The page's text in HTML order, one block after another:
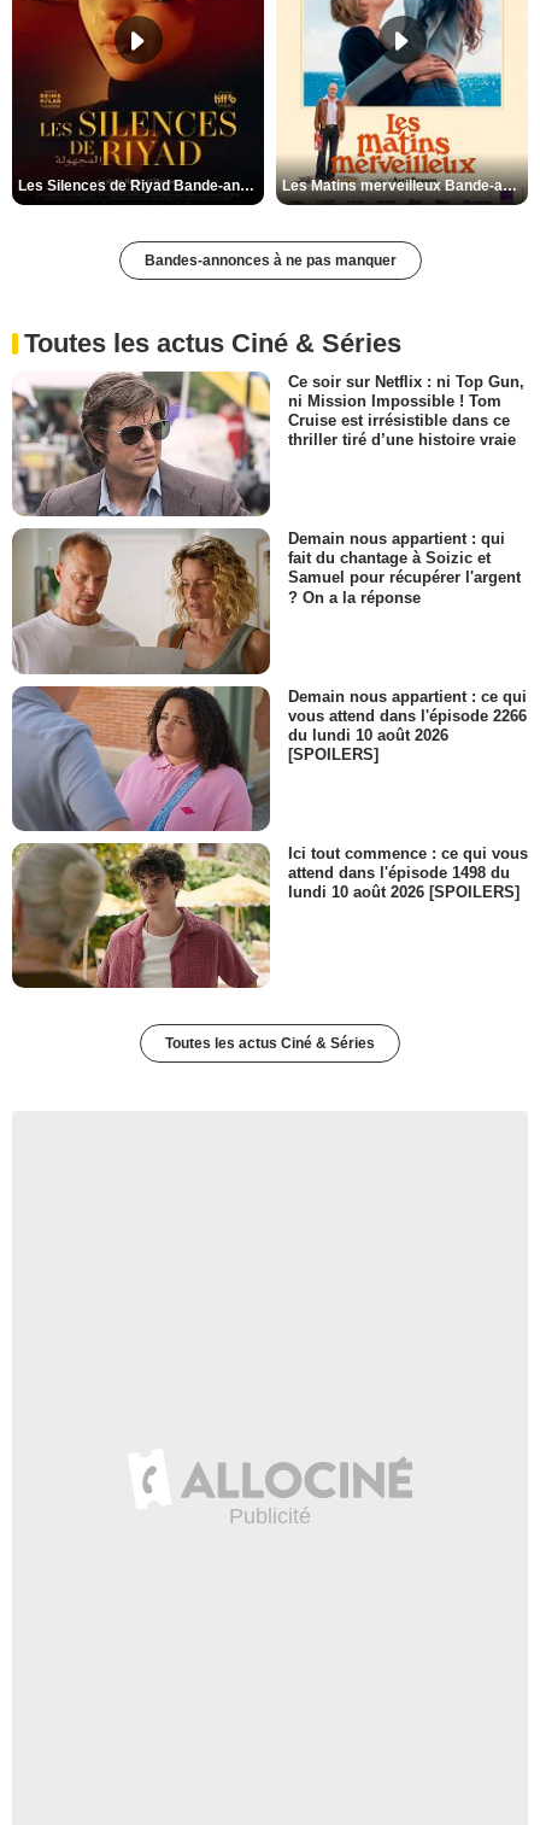
Les Silences de Riyad Bande-annonce VO STFR Les Matins merveilleux Bande-annonce VF
Bandes-annonces à ne pas manquer
Toutes les actus Ciné & Séries
Ce soir sur Netflix : ni Top Gun,
ni Mission Impossible ! Tom
Cruise est irrésistible dans ce
thriller tiré d’une histoire vraie
Demain nous appartient : qui
fait du chantage à Soizic et
Samuel pour récupérer l'argent
? On a la réponse
Demain nous appartient : ce qui
vous attend dans l'épisode 2266
du lundi 10 août 2026
[SPOILERS]
Ici tout commence : ce qui vous
attend dans l'épisode 1498 du
lundi 10 août 2026 [SPOILERS]
Toutes les actus Ciné & Séries